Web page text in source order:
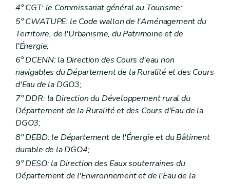
4° CGT: le Commissariat général au Tourisme;
5° CWATUPE: le Code wallon de l'Aménagement du
Territoire, de l'Urbanisme, du Patrimoine et de
l'Énergie;
6° DCENN: la Direction des Cours d'eau non
navigables du Département de la Ruralité et des Cours
d'Eau de la DGO3;
7° DDR: la Direction du Développement rural du
Département de la Ruralité et des Cours d'Eau de la
DGO3;
8° DEBD: le Département de l'Énergie et du Bâtiment
durable de la DGO4;
9° DESO: la Direction des Eaux souterraines du
Département de l'Environnement et de l'Eau de la